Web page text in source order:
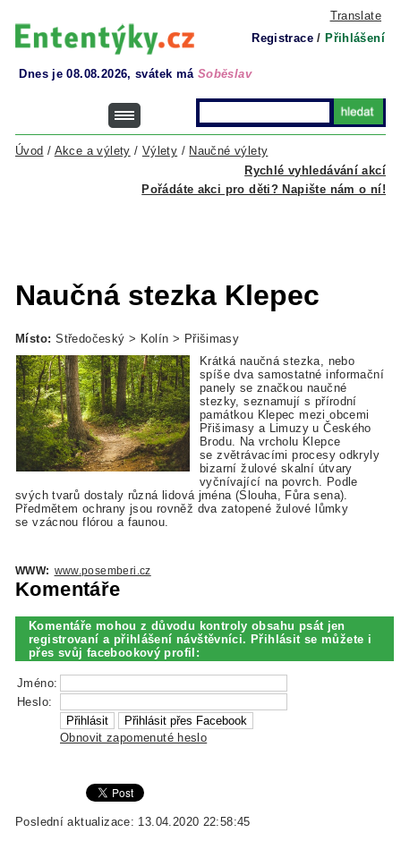
Translate
Registrace / Přihlášení
Dnes je 08.08.2026, svátek má Soběslav
Rychlé vyhledávání akcí
Úvod / Akce a výlety / Výlety / Naučné výlety
Pořádáte akci pro děti? Napište nám o ní!
Naučná stezka Klepec
Místo: Středočeský > Kolín > Přišimasy
Krátká naučná stezka, nebo
spíše dva samostatné informační
panely se značkou naučné
stezky, seznamují s přírodní
památkou Klepec mezi obcemi
Přišimasy a Limuzy u Českého
Brodu. Na vrcholu Klepce
se zvětrávacími procesy odkryly
bizarní žulové skalní útvary
vyčnívající na povrch. Podle
svých tvarů dostaly různá lidová jména (Slouha, Fůra sena).
Předmětem ochrany jsou rovněž dva zatopené žulové lůmky
se vzácnou flórou a faunou.
WWW: www.posemberi.cz
Komentáře
Komentáře mohou z důvodu kontroly obsahu psát jen
registrovaní a přihlášení návštěvníci. Přihlásit se můžete i
přes svůj facebookový profil:
Jméno:
Heslo:
Obnovit zapomenuté heslo
Poslední aktualizace: 13.04.2020 22:58:45